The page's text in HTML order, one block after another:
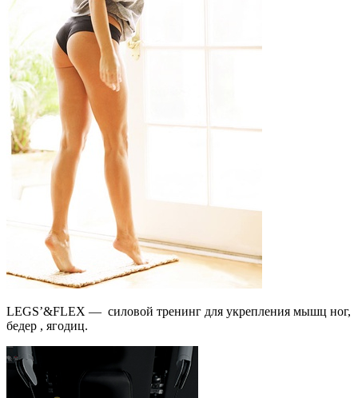
LEGS’&FLEX — силовой тренинг для укрепления мышц ног,
бедер , ягодиц.